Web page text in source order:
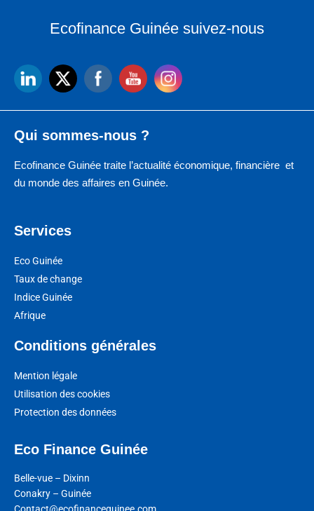
Ecofinance Guinée suivez-nous
Qui sommes-nous ?
Ecofinance Guinée traite l’actualité économique, financière et
du monde des affaires en Guinée.
Services
Eco Guinée
Taux de change
Indice Guinée
Afrique
Conditions générales
Mention légale
Utilisation des cookies
Protection des données
Eco Finance Guinée
Belle-vue – Dixinn
Conakry – Guinée